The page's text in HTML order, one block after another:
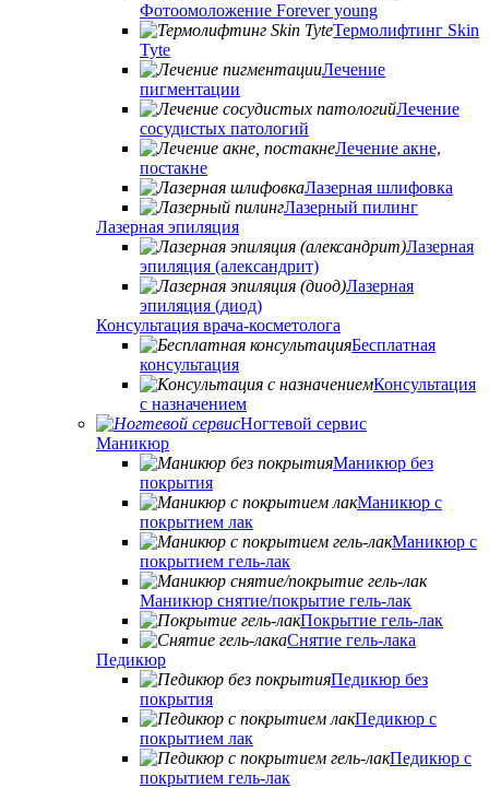
Фотоомоложение Forever young
Термолифтинг Skin
Tyte
Лечение
пигментации
Лечение
сосудистых патологий
Лечение акне,
постакне
Лазерная шлифовка
Лазерный пилинг
Лазерная эпиляция
Лазерная
эпиляция (александрит)
Лазерная
эпиляция (диод)
Консультация врача-косметолога
Бесплатная
консультация
Консультация
с назначением
Ногтевой сервис
Маникюр
Маникюр без
покрытия
Маникюр с
покрытием лак
Маникюр с
покрытием гель-лак
Маникюр снятие/покрытие гель-лак
Покрытие гель-лак
Снятие гель-лака
Педикюр
Педикюр без
покрытия
Педикюр с
покрытием лак
Педикюр с
покрытием гель-лак